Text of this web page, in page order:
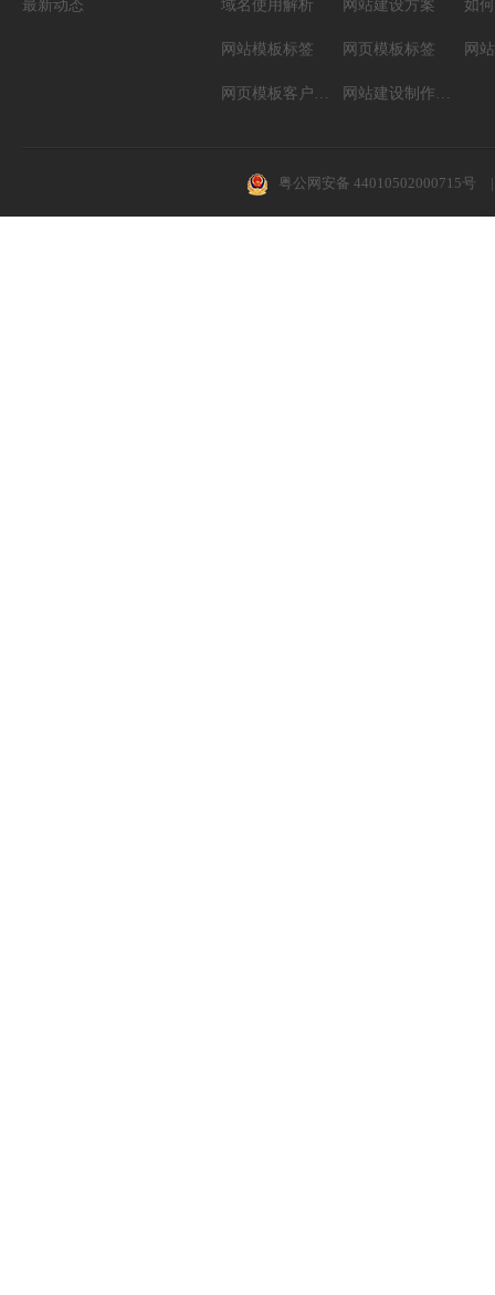
最新动态 域名使用解析 网站建设方案 如
网站模板标签 网页模板标签
网页模板客户案例 网站建设制作知识
粤公网安备 44010502000715号 |